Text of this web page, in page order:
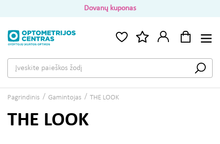
Dovanų kuponas
Pagrindinis Gamintojas THE LOOK
THE LOOK